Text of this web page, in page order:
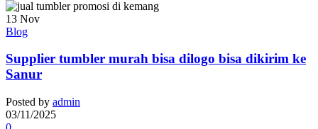
13 Nov
Blog
Supplier tumbler murah bisa dilogo bisa dikirim ke
Sanur
Posted by admin
03/11/2025